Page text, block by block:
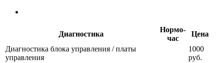
Диагностика
Нормо-
час
Цена
Диагностика блока управления / платы
управления
1000
руб.